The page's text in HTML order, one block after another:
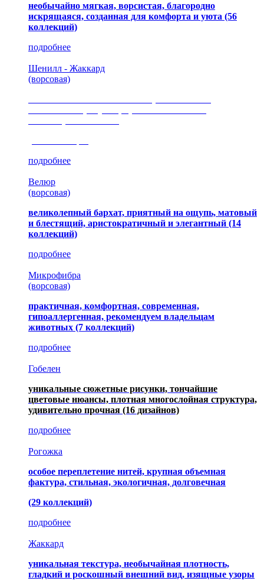
необычайно мягкая, ворсистая, благородно
искрящаяся, созданная для комфорта и уюта (56
коллекций)
подробнее
Шенилл - Жаккард
(ворсовая)
подробнее
Велюр
(ворсовая)
великолепный бархат, приятный на ощупь, матовый
и блестящий, аристократичный и элегантный (14
коллекций)
подробнее
Микрофибра
(ворсовая)
практичная, комфортная, современная,
гипоаллергенная, рекомендуем владельцам
животных (7 коллекций)
подробнее
Гобелен
уникальные сюжетные рисунки, тончайшие
цветовые нюансы, плотная многослойная структура,
удивительно прочная (16 дизайнов)
подробнее
Рогожка
особое переплетение нитей, крупная объемная
фактура, стильная, экологичная, долговечная
(29 коллекций)
подробнее
Жаккард
уникальная текстура, необычайная плотность,
гладкий и роскошный внешний вид, изящные узоры